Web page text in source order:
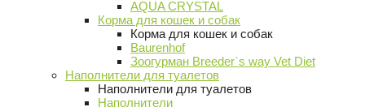
AQUA CRYSTAL
Корма для кошек и собак
Корма для кошек и собак
Baurenhof
Зоогурман Breeder`s way Vet Diet
Наполнители для туалетов
Наполнители для туалетов
Наполнители